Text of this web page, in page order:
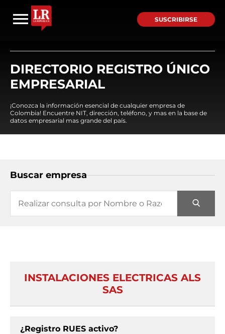
SUSCRIBIRSE
DIRECTORIO REGISTRO ÚNICO
EMPRESARIAL
¡Conozca la información esencial de cualquier empresa de
Colombia! Encuentre NIT, dirección, teléfono, y mas en la base de
datos empresarial mas grande del país.
Buscar empresa
INSTALACIONES ELECTRICAS ALS
SAS
¿Registro RUES activo?